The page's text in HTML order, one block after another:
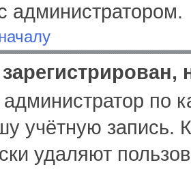
администратором.
по
учётную запись.
удаляют